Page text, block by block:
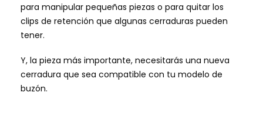
para manipular pequeñas piezas o para quitar los
clips de retención que algunas cerraduras pueden
tener.
Y, la pieza más importante, necesitarás una nueva
cerradura que sea compatible con tu modelo de
buzón.